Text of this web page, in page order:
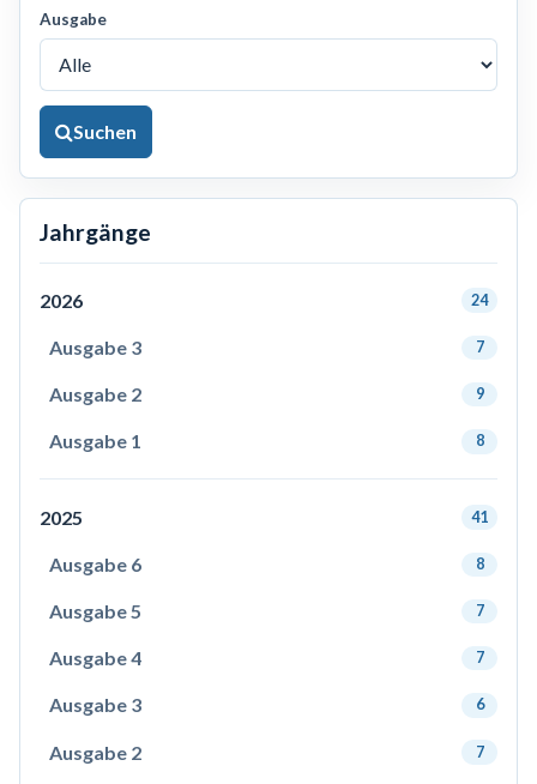
Ausgabe
Suchen
Jahrgänge
2026 24
Ausgabe 3 7
Ausgabe 2 9
Ausgabe 1 8
2025 41
Ausgabe 6 8
Ausgabe 5 7
Ausgabe 4 7
Ausgabe 3 6
Ausgabe 2 7